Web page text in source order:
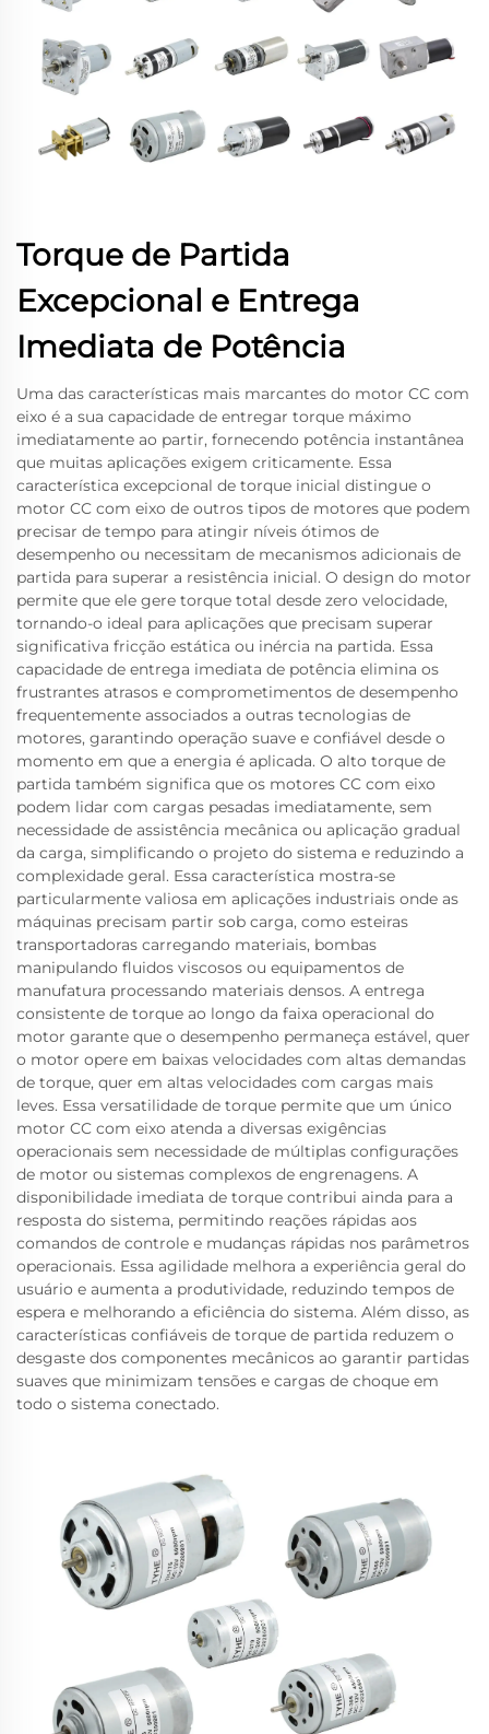
Torque de Partida
Excepcional e Entrega
Imediata de Potência
Uma das características mais marcantes do motor CC com
eixo é a sua capacidade de entregar torque máximo
imediatamente ao partir, fornecendo potência instantânea
que muitas aplicações exigem criticamente. Essa
característica excepcional de torque inicial distingue o
motor CC com eixo de outros tipos de motores que podem
precisar de tempo para atingir níveis ótimos de
desempenho ou necessitam de mecanismos adicionais de
partida para superar a resistência inicial. O design do motor
permite que ele gere torque total desde zero velocidade,
tornando-o ideal para aplicações que precisam superar
significativa fricção estática ou inércia na partida. Essa
capacidade de entrega imediata de potência elimina os
frustrantes atrasos e comprometimentos de desempenho
frequentemente associados a outras tecnologias de
motores, garantindo operação suave e confiável desde o
momento em que a energia é aplicada. O alto torque de
partida também significa que os motores CC com eixo
podem lidar com cargas pesadas imediatamente, sem
necessidade de assistência mecânica ou aplicação gradual
da carga, simplificando o projeto do sistema e reduzindo a
complexidade geral. Essa característica mostra-se
particularmente valiosa em aplicações industriais onde as
máquinas precisam partir sob carga, como esteiras
transportadoras carregando materiais, bombas
manipulando fluidos viscosos ou equipamentos de
manufatura processando materiais densos. A entrega
consistente de torque ao longo da faixa operacional do
motor garante que o desempenho permaneça estável, quer
o motor opere em baixas velocidades com altas demandas
de torque, quer em altas velocidades com cargas mais
leves. Essa versatilidade de torque permite que um único
motor CC com eixo atenda a diversas exigências
operacionais sem necessidade de múltiplas configurações
de motor ou sistemas complexos de engrenagens. A
disponibilidade imediata de torque contribui ainda para a
resposta do sistema, permitindo reações rápidas aos
comandos de controle e mudanças rápidas nos parâmetros
operacionais. Essa agilidade melhora a experiência geral do
usuário e aumenta a produtividade, reduzindo tempos de
espera e melhorando a eficiência do sistema. Além disso, as
características confiáveis de torque de partida reduzem o
desgaste dos componentes mecânicos ao garantir partidas
suaves que minimizam tensões e cargas de choque em
todo o sistema conectado.